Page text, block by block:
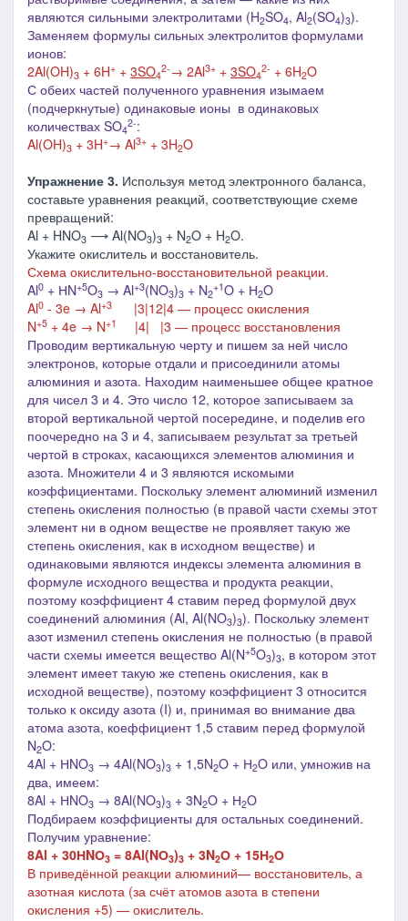
являются сильными электролитами (H2SO4, Al2(SO4)3).
Заменяем формулы сильных электролитов формулами
ионов:
2Al(OH)3 + 6H+ + 3SO4
2- → 2Al3+ + 3SO4
2- + 6H2O
С обеих частей полученного уравнения изымаем
(подчеркнутые) одинаковые ионы в одинаковых
количествах SO4
2-:
Al(OH)3 + 3H+→ Al3+ + 3H2O
Упражнение 3. Используя метод электронного баланса,
составьте уравнения реакций, соответствующие схеме
превращений:
Al + HNO3 ⟶ Al(NO3)3 + N2O + H2O.
Укажите окислитель и восстановитель.
Схема окислительно-восстановительной реакции.
Al0 + НN+5O3 → Al+3(NO3)3 + N2
+1O + Н2O
Al0 - 3e → Al+3
|3|12|4 ― процесс окисления
N+5 + 4e → N+1
|4| |3 ― процесс восстановления
Проводим вертикальную черту и пишем за ней число
электронов, которые отдали и присоединили атомы
алюминия и азота. Находим наименьшее общее кратное
для чисел 3 и 4. Это число 12, которое записываем за
второй вертикальной чертой посередине, и поделив его
поочередно на 3 и 4, записываем результат за третьей
чертой в строках, касающихся элементов алюминия и
азота. Множители 4 и 3 являются искомыми
коэффициентами. Поскольку элемент алюминий изменил
степень окисления полностью (в правой части схемы этот
элемент ни в одном веществе не проявляет такую же
степень окисления, как в исходном веществе) и
одинаковыми являются индексы элемента алюминия в
формуле исходного вещества и продукта реакции,
поэтому коэффициент 4 ставим перед формулой двух
соединений алюминия (Al, Al(NO3)3). Поскольку элемент
азот изменил степень окисления не полностью (в правой
части схемы имеется вещество Al(N+5O3)3, в котором этот
элемент имеет такую же степень окисления, как в
исходной веществе), поэтому коэффициент 3 относится
только к оксиду азота (I) и, принимая во внимание два
атома азота, коеффициент 1,5 ставим перед формулой
N2O:
4Al + НNO3 → 4Al(NO3)3 + 1,5N2O + Н2O или, умножив на
два, имеем:
8Al + НNO3 → 8Al(NO3)3 + 3N2O + Н2O
Подбираем коэффициенты для остальных соединений.
Получим уравнение:
8Al + 30НNО3 = 8Al(NО3)3 + 3N2О + 15Н2О
В приведённой реакции алюминий— восстановитель, а
азотная кислота (за счёт атомов азота в степени
окисления +5) — окислитель.